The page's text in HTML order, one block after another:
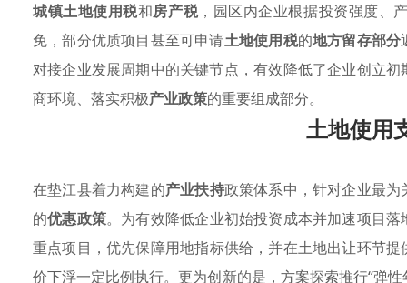
城镇土地使用税和房产税，园区内企业根据投资强度、
免，部分优质项目甚至可申请土地使用税的地方留存部分
对接企业发展周期中的关键节点，有效降低了企业创立
商环境、落实积极产业政策的重要组成部分。
土地使用
在垫江县着力构建的产业扶持政策体系中，针对企业最
的优惠政策。为有效降低企业初始投资成本并加速项目
重点项目，优先保障用地指标供给，并在土地出让环节
价下浮一定比例执行。更为创新的是，方案探索推行“弹